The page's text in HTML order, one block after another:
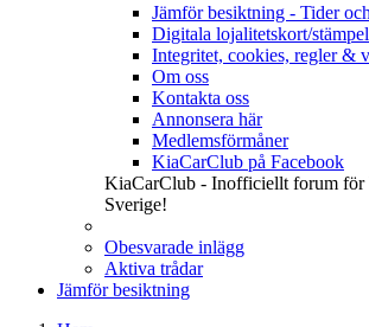
Jämför besiktning - Tider
Digitala lojalitetskort/
Integritet, cookies, regler &
Om oss
Kontakta oss
Annonsera här
Medlemsförmåner
KiaCarClub på Facebook
KiaCarClub - Inofficiellt forum för
Sverige!
Obesvarade inlägg
Aktiva trådar
Jämför besiktning